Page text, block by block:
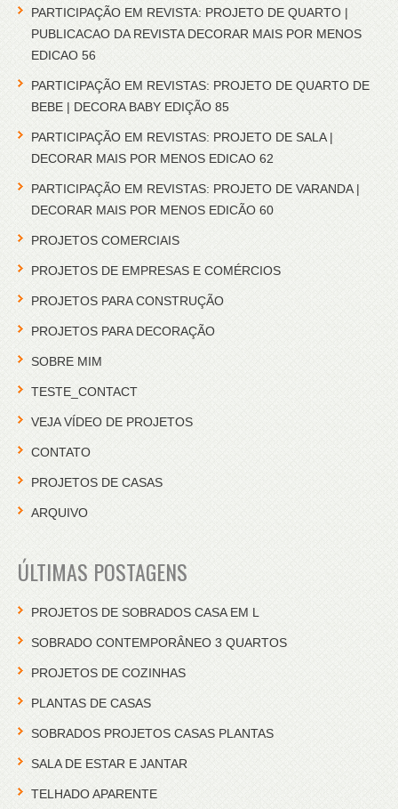
PARTICIPAÇÃO EM REVISTA: PROJETO DE QUARTO |
PUBLICACAO DA REVISTA DECORAR MAIS POR MENOS
EDICAO 56
PARTICIPAÇÃO EM REVISTAS: PROJETO DE QUARTO DE
BEBE | DECORA BABY EDIÇÃO 85
PARTICIPAÇÃO EM REVISTAS: PROJETO DE SALA |
DECORAR MAIS POR MENOS EDICAO 62
PARTICIPAÇÃO EM REVISTAS: PROJETO DE VARANDA |
DECORAR MAIS POR MENOS EDICÃO 60
PROJETOS COMERCIAIS
PROJETOS DE EMPRESAS E COMÉRCIOS
PROJETOS PARA CONSTRUÇÃO
PROJETOS PARA DECORAÇÃO
SOBRE MIM
TESTE_CONTACT
VEJA VÍDEO DE PROJETOS
CONTATO
PROJETOS DE CASAS
ARQUIVO
ÚLTIMAS POSTAGENS
PROJETOS DE SOBRADOS CASA EM L
SOBRADO CONTEMPORÂNEO 3 QUARTOS
PROJETOS DE COZINHAS
PLANTAS DE CASAS
SOBRADOS PROJETOS CASAS PLANTAS
SALA DE ESTAR E JANTAR
TELHADO APARENTE